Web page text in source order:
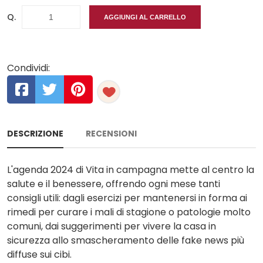
Q. AGGIUNGI AL CARRELLO
Condividi:
DESCRIZIONE RECENSIONI
L'agenda 2024 di Vita in campagna mette al centro la
salute e il benessere, offrendo ogni mese tanti
consigli utili: dagli esercizi per mantenersi in forma ai
rimedi per curare i mali di stagione o patologie molto
comuni, dai suggerimenti per vivere la casa in
sicurezza allo smascheramento delle fake news più
diffuse sui cibi.